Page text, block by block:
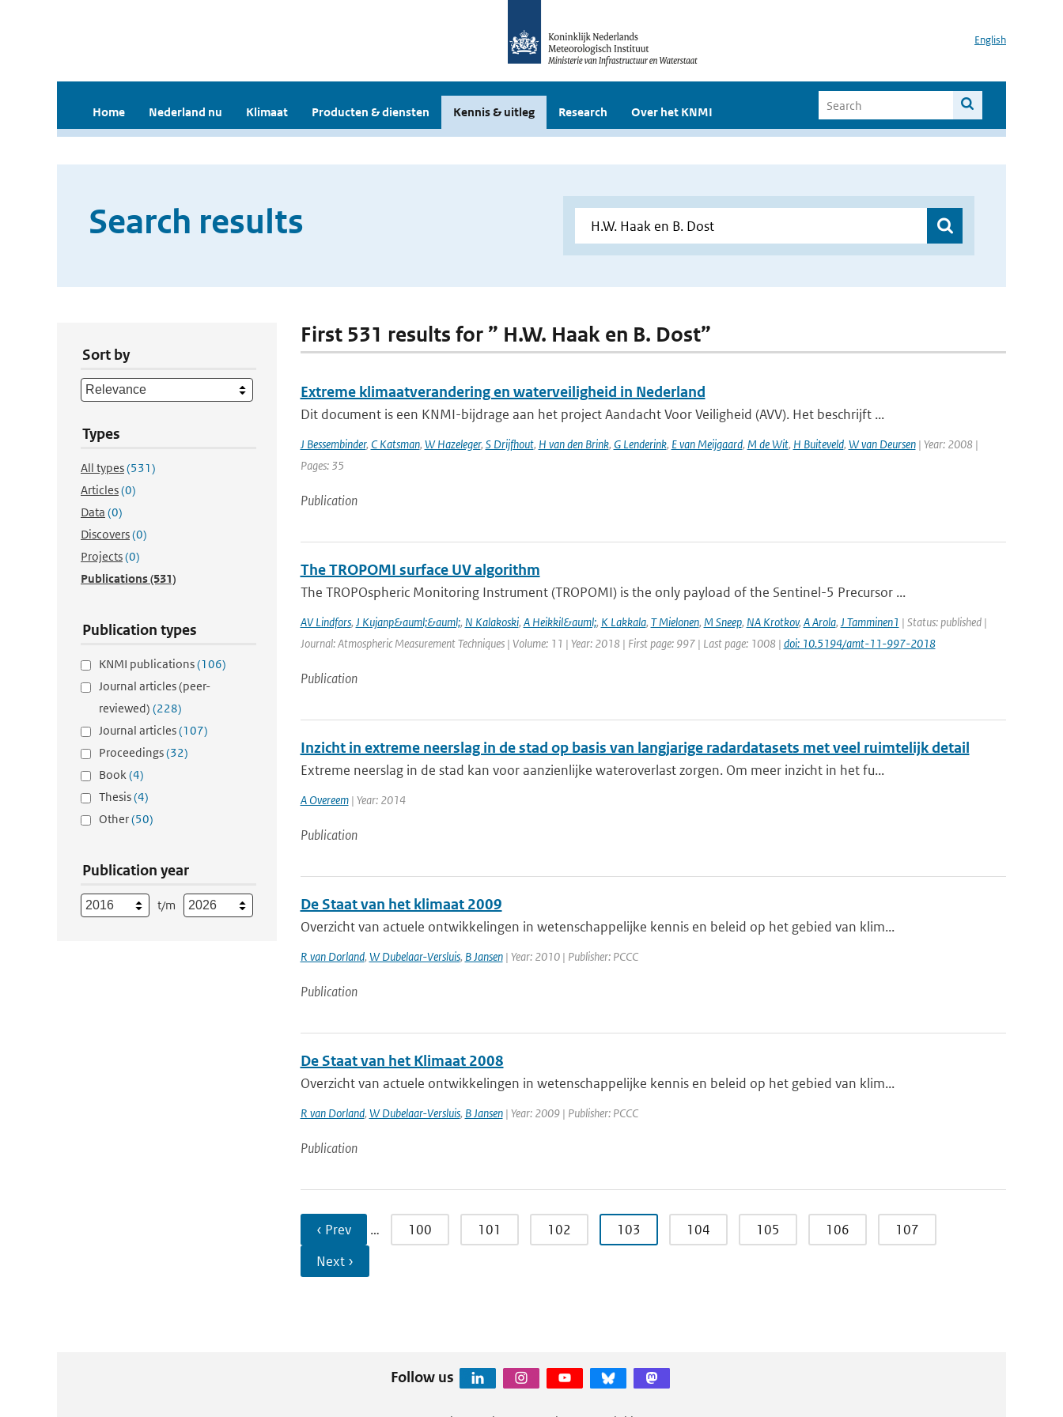
English
Home Nederland nu Klimaat Producten & diensten Kennis & uitleg Research Over het KNMI
Search results
Sort by
Types
All types(531)
Articles(0)
Data (0)
Discovers(0)
Projects(0)
Publications(531)
Publication types
KNMI publications(106)
Journal articles (peer-
reviewed) (228)
Journal articles(107)
Proceedings(32)
Book(4)
Thesis(4)
Other(50)
Publication year
t/m
First 531 results for ” H.W. Haak en B. Dost”
Extreme klimaatverandering en waterveiligheid in Nederland
Dit document is een KNMI-bijdrage aan het project Aandacht Voor Veiligheid (AVV). Het beschrijft ...
J Bessembinder, C Katsman, W Hazeleger, S Drijfhout, H van den Brink, G Lenderink, E van Meijgaard, M de Wit, H Buiteveld, W van Deursen| Year: 2008 |
Pages: 35
Publication
The TROPOMI surface UV algorithm
The TROPOspheric Monitoring Instrument (TROPOMI) is the only payload of the Sentinel-5 Precursor ...
AV Lindfors, J Kujanp&auml;&auml;, N Kalakoski, A Heikkil&auml;, K Lakkala, T Mielonen, M Sneep, NA Krotkov, A Arola, J Tamminen1 | Status: published |
Journal: Atmospheric Measurement Techniques | Volume: 11 | Year: 2018 | First page: 997 | Last page: 1008 | doi: 10.5194/amt-11-997-2018
Publication
Inzicht in extreme neerslag in de stad op basis van langjarige radardatasets met veel ruimtelijk detail
Extreme neerslag in de stad kan voor aanzienlijke wateroverlast zorgen. Om meer inzicht in het fu...
A Overeem| Year: 2014
Publication
De Staat van het klimaat 2009
Overzicht van actuele ontwikkelingen in wetenschappelijke kennis en beleid op het gebied van klim...
R van Dorland, W Dubelaar-Versluis, B Jansen| Year: 2010 | Publisher: PCCC
Publication
De Staat van het Klimaat 2008
Overzicht van actuele ontwikkelingen in wetenschappelijke kennis en beleid op het gebied van klim...
R van Dorland, W Dubelaar-Versluis, B Jansen| Year: 2009 | Publisher: PCCC
Publication
‹ Prev … 100 101 102 103 104 105 106
107
Next ›
Follow us